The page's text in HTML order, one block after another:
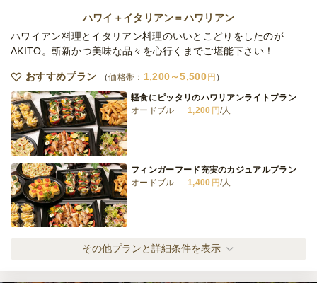
オードブル
締切 2日前12時
最低ご注文金額 15,000円
ハワイ＋イタリアン＝ハワリアン
ハワイアン料理とイタリアン料理のいいとこどりをしたのが
AKITO。斬新かつ美味な品々を心行くまでご堪能下さい！
おすすめプラン 価格帯： 1,200～5,500 円
軽食にピッタリのハワリアンライトプラン
オードブル
1,200 円/人
フィンガーフード充実のカジュアルプラン
オードブル
1,400 円/人
みんな大好きミニバーガー付スタンダードプ
ラン
その他プランと詳細条件を表示